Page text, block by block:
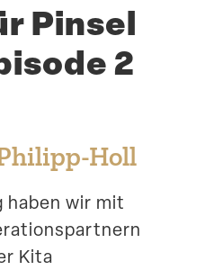
2026
Infos
Pinsel
2
Holl
wir mit
Kita